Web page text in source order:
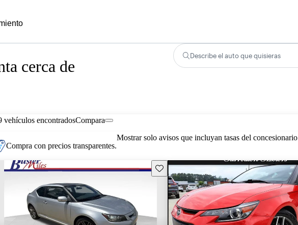
cerca de
Describe el auto que quisieras
vehículos encontradosCompara
Compra con precios transparentes.
Mostrar solo avisos que incluyan tasas del concesionario
Guarda este Aviso